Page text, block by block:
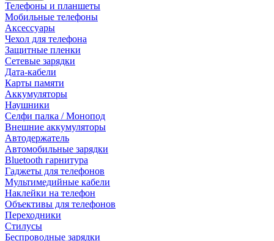
Телефоны и планшеты
Мобильные телефоны
Аксессуары
Чехол для телефона
Защитные пленки
Сетевые зарядки
Дата-кабели
Карты памяти
Аккумуляторы
Наушники
Селфи палка / Монопод
Внешние аккумуляторы
Автодержатель
Автомобильные зарядки
Bluetooth гарнитура
Гаджеты для телефонов
Мультимедийные кабели
Наклейки на телефон
Объективы для телефонов
Переходники
Стилусы
Беспроводные зарядки